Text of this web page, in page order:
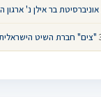
אוניברסיטת בר אילן נ' ארגון
"צים" חברת השיט